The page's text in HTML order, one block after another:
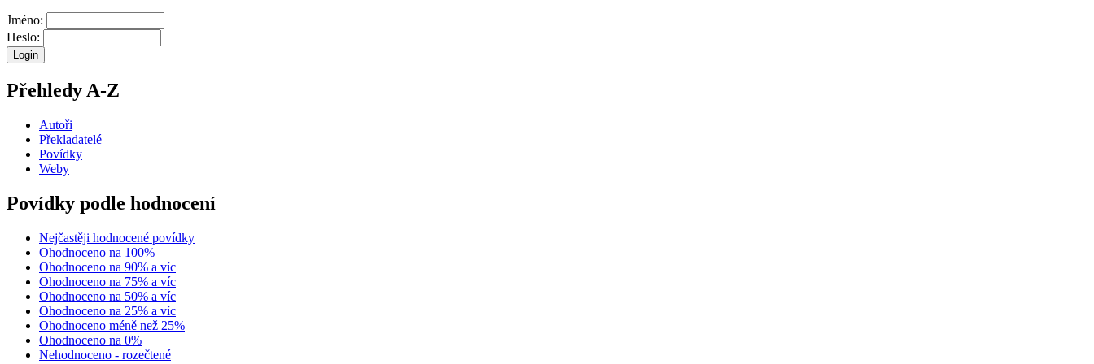
Jméno:
Heslo:
Přehledy A-Z
Autoři
Překladatelé
Povídky
Weby
Povídky podle hodnocení
Nejčastěji hodnocené povídky
Ohodnoceno na 100%
Ohodnoceno na 90% a víc
Ohodnoceno na 75% a víc
Ohodnoceno na 50% a víc
Ohodnoceno na 25% a víc
Ohodnoceno méně než 25%
Ohodnoceno na 0%
Nehodnoceno - rozečtené